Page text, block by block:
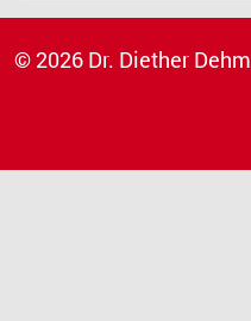
© 2026 Dr. Diether Dehm